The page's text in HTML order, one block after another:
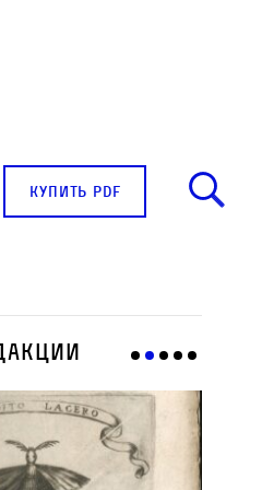
купить pdf